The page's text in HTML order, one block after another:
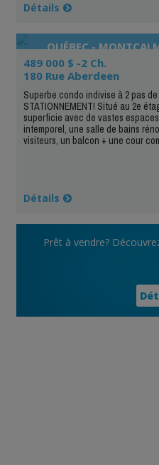
Détails
QUÉBEC -
489 000 $ -2 Ch.
180 Rue Aberdeen
Superbe condo indivise à 2 pas
STATIONNEMENT! Situé au 2e
superficie avec de vastes
intemporel, une salle de bains
visiteurs, un balcon + une cour
Détails
Prêt à vendre?